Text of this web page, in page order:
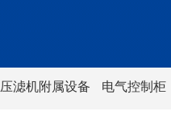
压滤机附属设备 电气控制柜